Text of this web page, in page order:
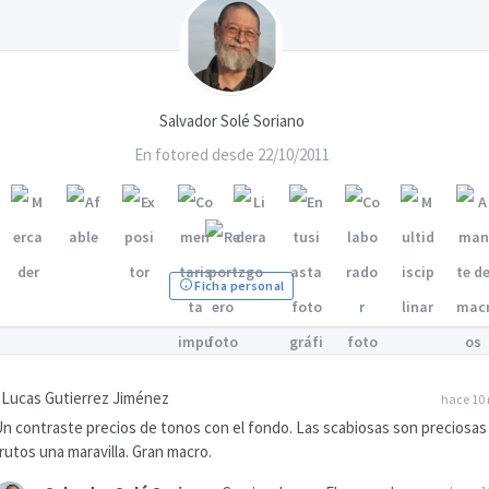
Salvador Solé Soriano
En fotored desde 22/10/2011
Ficha personal
hace 10
Lucas Gutierrez Jiménez
contraste precios de tonos con el fondo. Las scabiosas son preciosas
una maravilla. Gran macro.